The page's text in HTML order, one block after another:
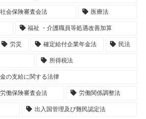
会保険審査会法 医療法
福祉 ・介護職員等処遇改善加算
労災 確定給付企業年金法 民法
所得税法
の支給に関する法律
働保険審査会法 労働関係調整法
出入国管理及び難民認定法